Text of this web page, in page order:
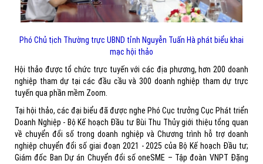
Phó Chủ tịch Thường trực UBND tỉnh Nguyễn Tuấn Hà phát biểu khai
mạc hội thảo
Hội thảo được tổ chức trực tuyến với các địa phương, hơn 200 doanh
nghiệp tham dự tại các đầu cầu và 300 doanh nghiệp tham dự trực
tuyến qua phần mềm Zoom.
Tại hội thảo, các đại biểu đã được nghe Phó Cục trưởng Cục Phát triển
Doanh Nghiệp - Bộ Kế hoạch Đầu tư Bùi Thu Thủy giới thiệu tổng quan
về chuyển đổi số trong doanh nghiệp và Chương trình hỗ trợ doanh
nghiệp chuyển đổi số giai đoạn 2021 - 2025 của Bộ Kế hoạch Đầu tư;
Giám đốc Ban Dự án Chuyển đổi số oneSME – Tập đoàn VNPT Đặng